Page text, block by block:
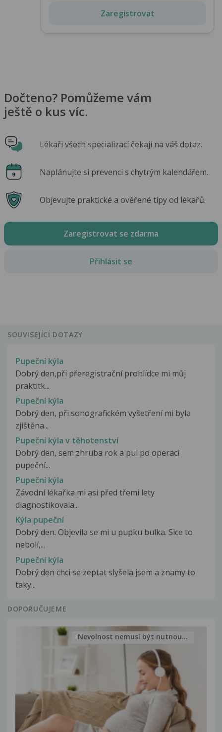
Zaregistrovat
Dočteno? Pomůžeme vám
ještě o kus víc.
Lékaři všech specializací čekají na váš dotaz.
Naplánujte si prevenci s chytrým kalendářem.
Objevujte praktické a ověřené tipy od lékařů.
Zaregistrovat se zdarma
Přihlásit se
SOUVISEJÍCÍ DOTAZY
Pupeční kýla
Dobrý den,při přeregistrační prohlídce mi můj
praktitk...
Pupeční kýla
Dobrý den, při sonografickém vyšetření mi byla
zjištěna...
Pupeční kýla v těhotenství
Dobrý den, sem zhruba rok a pul po operaci
pupeční...
Pupeční kýla
Závodní lékařka mi asi před třemi lety
diagnostikovala...
Kýla pupeční
Dobrý den. Objevila se mi u pupku bulka. Sice to
nebolí,...
Pupeční kýla
Dobrý den chci se zeptat slyšela jsem a znamy to
taky...
DOPORUČUJEME
Nevolnost nemusí být nutnou...